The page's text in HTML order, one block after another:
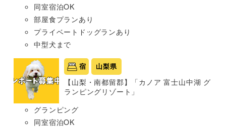
同室宿泊OK
部屋食プランあり
プライベートドッグランあり
中型犬まで
宿 山梨県
【山梨・南都留郡】「カノア 富士山中湖 グ
ランピングリゾート」
グランピング
同室宿泊OK